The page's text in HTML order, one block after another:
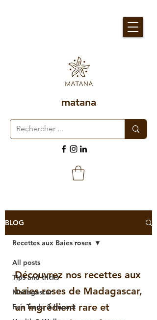
matana
BLOG
All posts
Tips and tricks
Madagascar
Fair Trade & Impact
Recettes aux Baies roses
Découvrez nos recettes aux
baies roses de Madagascar,
un ingrédient rare et